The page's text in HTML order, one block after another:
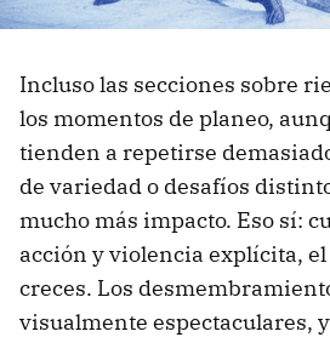
Incluso las secciones sobre
los momentos de planeo,
tienden a repetirse
de variedad o desafíos
mucho más impacto. Eso sí:
acción y violencia explícita,
creces. Los
visualmente espectaculares,